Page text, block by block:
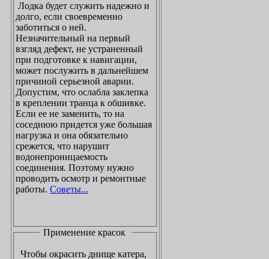
Лодка будет служить надежно и
долго, если своевременно
заботиться о ней.
Незначительный на первый
взгляд дефект, не устраненный
при подготовке к навигации,
может послужить в дальнейшем
причиной серьезной аварии.
Допустим, что ослабла заклепка
в креплении транца к обшивке.
Если ее не заменить, то на
соседнюю придется уже большая
нагрузка и она обязательно
срежется, что нарушит
водонепроницаемость
соединения. Поэтому нужно
проводить осмотр и ремонтные
работы. Советы...
Применение красок